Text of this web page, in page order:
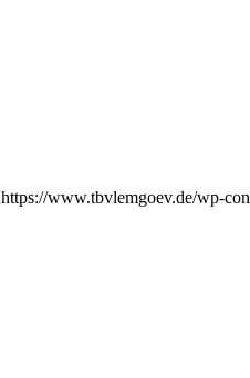
https://www.tbvlemgoev.de/wp-